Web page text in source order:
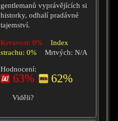
gentlemanů vyprávějících si
historky, odhalí pradávné
tajemství.
Krvavost: 0%
Index
strachu: 0%
Mrtvých: N/A
Hodnocení:
63% 62%
Viděli?